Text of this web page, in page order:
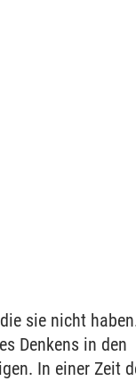
sie nicht
Denkens in den
In einer Zeit